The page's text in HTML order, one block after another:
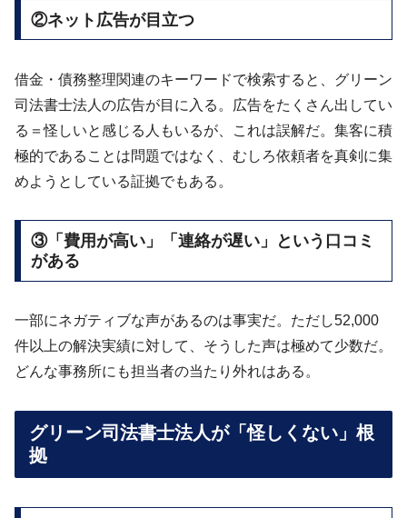
②ネット広告が目立つ
借金・債務整理関連のキーワードで検索すると、グリーン
司法書士法人の広告が目に入る。広告をたくさん出してい
る＝怪しいと感じる人もいるが、これは誤解だ。集客に積
極的であることは問題ではなく、むしろ依頼者を真剣に集
めようとしている証拠でもある。
③「費用が高い」「連絡が遅い」という口コミ
がある
一部にネガティブな声があるのは事実だ。ただし52,000
件以上の解決実績に対して、そうした声は極めて少数だ。
どんな事務所にも担当者の当たり外れはある。
グリーン司法書士法人が「怪しくない」根
拠